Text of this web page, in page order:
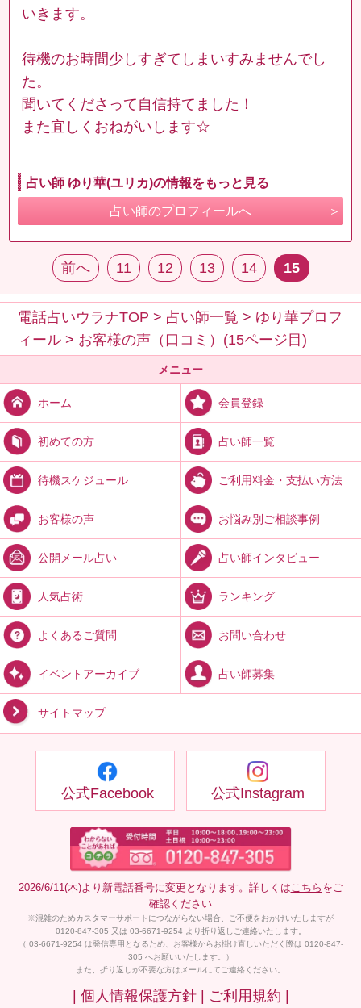
いきます。
待機のお時間少しすぎてしまいすみませんでし
た。
聞いてくださって自信持てました！
また宜しくおねがいします☆
占い師 ゆり華(ユリカ)の情報をもっと見る
占い師のプロフィールへ
前へ 11 12 13 14 15
電話占いウラナTOP > 占い師一覧 > ゆり華プロフ
ィール > お客様の声（口コミ）(15ページ目)
メニュー
ホーム 会員登録
初めての方 占い師一覧
待機スケジュール ご利用料金・支払い方法
お客様の声 お悩み別ご相談事例
公開メール占い 占い師インタビュー
人気占術 ランキング
よくあるご質問 お問い合わせ
イベントアーカイブ 占い師募集
サイトマップ
公式Facebook 公式Instagram
2026/6/11(木)より新電話番号に変更となります。詳しくはこちら をご
確認ください
※混雑のためカスタマーサポートにつながらない場合、ご不便をおかけいたしますが
0120-847-305 又は 03-6671-9254 より折り返しご連絡いたします。
（ 03-6671-9254 は発信専用となるため、お客様からお掛け直しいただく際は 0120-847-
305 へお願いいたします。）
また、折り返しが不要な方はメールにてご連絡ください。
| 個人情報保護方針 | ご利用規約 |